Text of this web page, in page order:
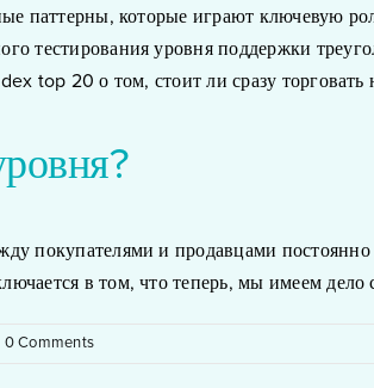
паттерны, которые играют ключевую
тестирования уровня поддержки
top 20 о том, стоит ли сразу торговать
покупателями и продавцами
в том, что теперь, мы имеем
0 Comments